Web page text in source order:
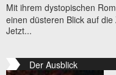
Mit ihrem dystopischen
einen düsteren Blick auf
Jetzt...
Der Ausblick